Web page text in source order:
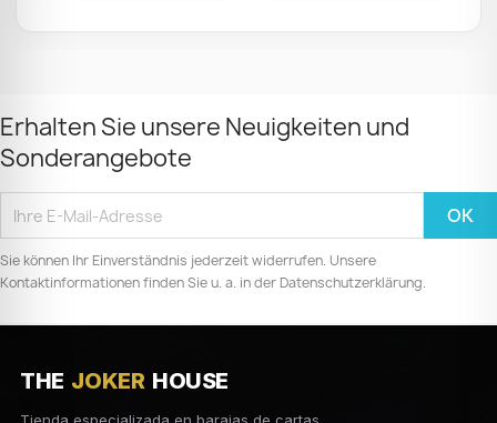
Erhalten Sie unsere Neuigkeiten und
Sonderangebote
Sie können Ihr Einverständnis jederzeit widerrufen. Unsere
Kontaktinformationen finden Sie u. a. in der Datenschutzerklärung.
THE JOKER HOUSE